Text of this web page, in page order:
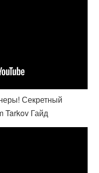
Секретный
Tarkov Гайд